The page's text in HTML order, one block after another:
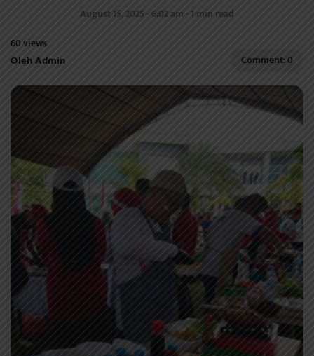
August 15, 2025 - 6:02 am - 1 min read
60 views
Oleh Admin Comment: 0